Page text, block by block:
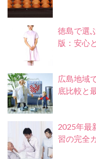
徳島で選
版：安心
広島地域
底比較と
2025年最
習の完全